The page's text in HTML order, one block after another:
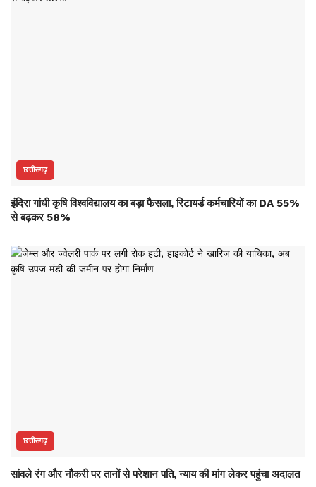
छत्तीसगढ़
इंदिरा गांधी कृषि विश्वविद्यालय का बड़ा फैसला, रिटायर्ड कर्मचारियों का DA 55%
से बढ़कर 58%
छत्तीसगढ़
सांवले रंग और नौकरी पर तानों से परेशान पति, न्याय की मांग लेकर पहुंचा अदालत